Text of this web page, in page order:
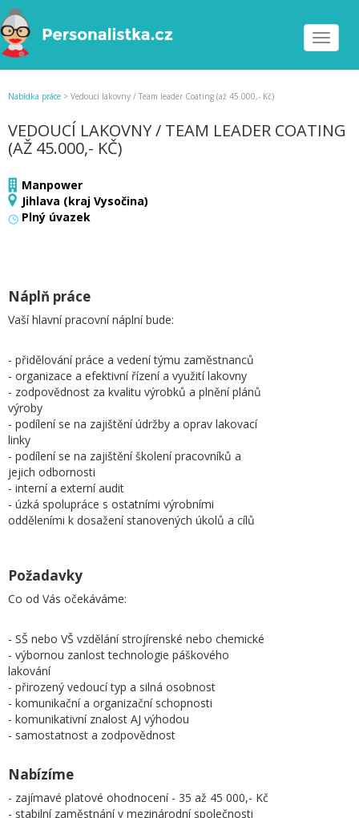
Toggle
Nabídka práce > Vedoucí lakovny / Team leader Coating (až 45.000,- Kč)
VEDOUCÍ LAKOVNY / TEAM LEADER COATING
(AŽ 45.000,- KČ)
Manpower
Jihlava (kraj Vysočina)
Plný úvazek
Náplň práce
Vaší hlavní pracovní náplní bude:
- přidělování práce a vedení týmu zaměstnanců
- organizace a efektivní řízení a využití lakovny
- zodpovědnost za kvalitu výrobků a plnění plánů
výroby
- podílení se na zajištění údržby a oprav lakovací
linky
- podílení se na zajištění školení pracovníků a
jejich odbornosti
- interní a externí audit
- úzká spolupráce s ostatními výrobními
odděleními k dosažení stanovených úkolů a cílů
Požadavky
Co od Vás očekáváme:
- SŠ nebo VŠ vzdělání strojírenské nebo chemické
- výbornou zanlost technologie páškového
lakování
- přirozený vedoucí typ a silná osobnost
- komunikační a organizační schopnosti
- komunikativní znalost AJ výhodou
- samostatnost a zodpovědnost
Nabízíme
- zajímavé platové ohodnocení - 35 až 45 000,- Kč
- stabilní zaměstnání v mezinárodní společnosti